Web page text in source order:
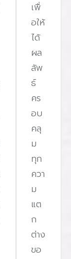
เพื่
อให้
ได้
ผล
ลัพ
ธ์
คร
อบ
คลุ
ม
ทุก
ควา
ม
แต
ก
ต่าง
ขอ